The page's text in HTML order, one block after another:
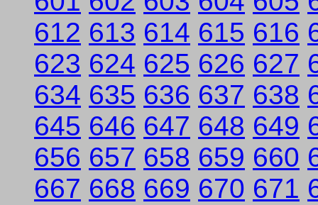
612 613 614 615 616
623 624 625 626 627
634 635 636 637 638
645 646 647 648 649
656 657 658 659 660
667 668 669 670 671